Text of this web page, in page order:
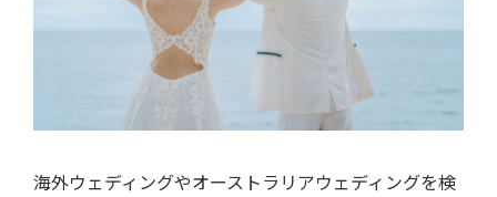
海外ウェディングやオーストラリアウェディングを検